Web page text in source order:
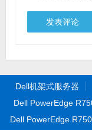
Dell机架式服务器
Dell PowerEdge
Dell PowerEdge